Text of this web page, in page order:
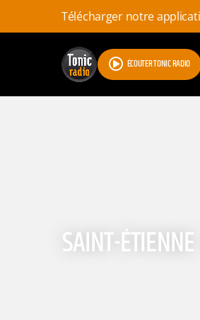
Télécharger notre
ÉCOUTER TONIC RADIO
SAINT-